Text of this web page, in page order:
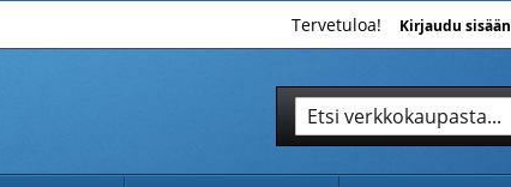
Tervetuloa! Kirjaudu sisään
Hae